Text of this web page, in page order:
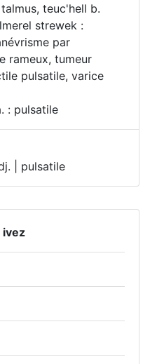
teuc'hell b.
strewek :
par
rameux, tumeur
pulsatile, varice
: pulsatile
| pulsatile
ivez